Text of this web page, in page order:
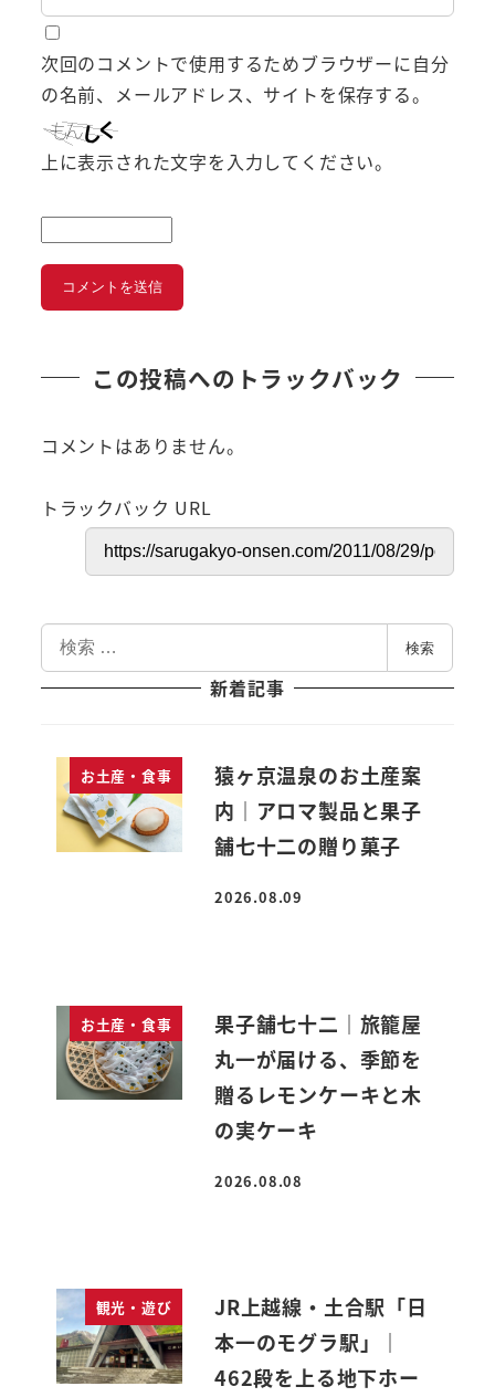
次回のコメントで使用するためブラウザーに自分
の名前、メールアドレス、サイトを保存する。
上に表示された文字を入力してください。
この投稿へのトラックバック
コメントはありません。
トラックバック URL
索
検索
新着記事
お土産・食事
猿ヶ京温泉のお土産案
内｜アロマ製品と果子
舗七十二の贈り菓子
投稿日
2026.08.09
お土産・食事
果子舗七十二｜旅籠屋
丸一が届ける、季節を
贈るレモンケーキと木
の実ケーキ
投稿日
2026.08.08
観光・遊び
JR上越線・土合駅「日
本一のモグラ駅」｜
462段を上る地下ホー